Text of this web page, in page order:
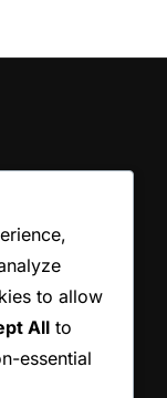
to allow
All to
essential